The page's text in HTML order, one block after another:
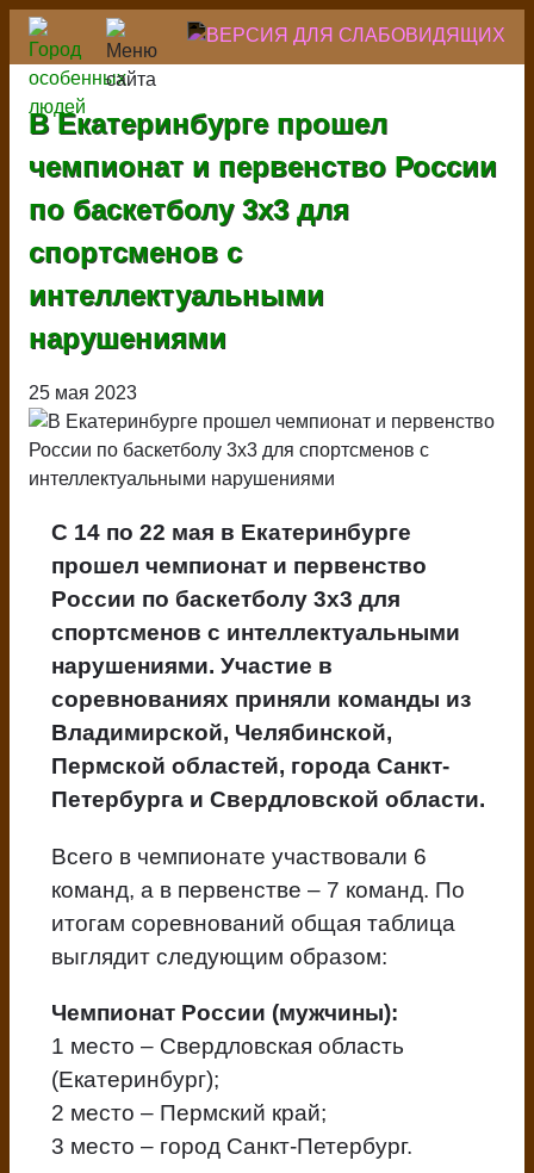
Перейти
основному
содержанию
В Екатеринбурге прошел
чемпионат и первенство России
по баскетболу 3х3 для
спортсменов с
интеллектуальными
нарушениями
25 мая 2023
С 14 по 22 мая в Екатеринбурге
прошел чемпионат и первенство
России по баскетболу 3х3 для
спортсменов с интеллектуальными
нарушениями. Участие в
соревнованиях приняли команды из
Владимирской, Челябинской,
Пермской областей, города Санкт-
Петербурга и Свердловской области.
Всего в чемпионате участвовали 6
команд, а в первенстве – 7 команд. По
итогам соревнований общая таблица
выглядит следующим образом:
Чемпионат России (мужчины):
1 место – Свердловская область
(Екатеринбург);
2 место – Пермский край;
3 место – город Санкт-Петербург.